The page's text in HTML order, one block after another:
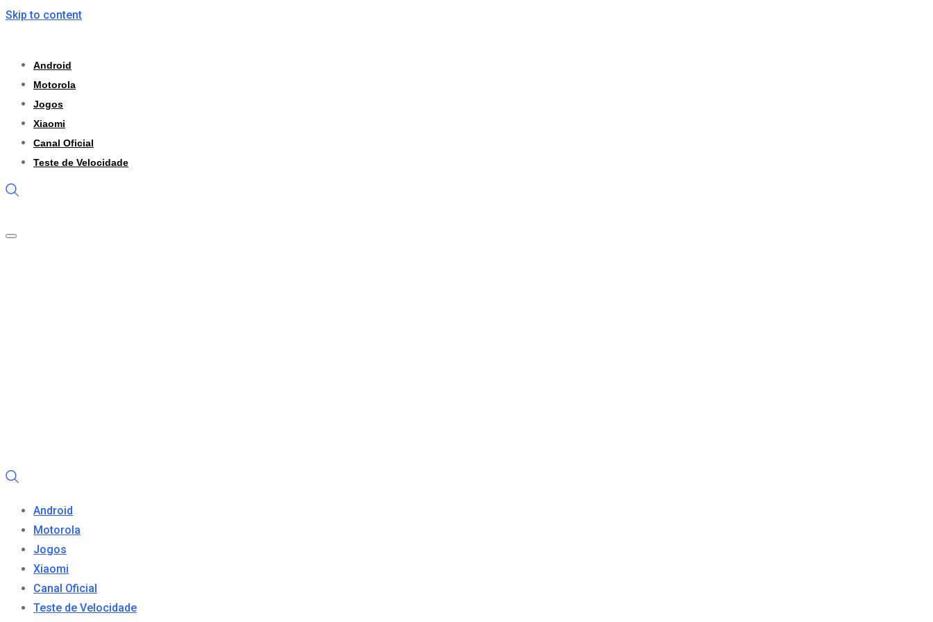
Skip to content
Android
Motorola
Jogos
Xiaomi
Canal Oficial
Teste de Velocidade
Android
Motorola
Jogos
Xiaomi
Canal Oficial
Teste de Velocidade